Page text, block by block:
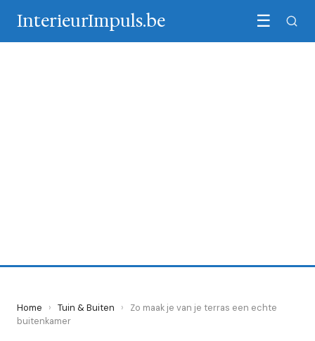
InterieurImpuls.be ☰
Home › Tuin & Buiten ›
Zo maak je van je terras een echte
buitenkamer